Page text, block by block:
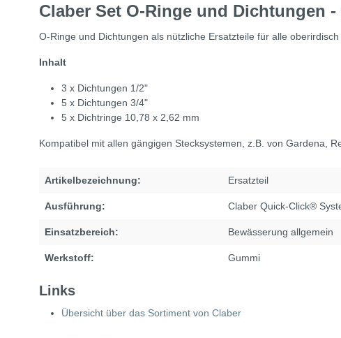
Claber Set O-Ringe und Dichtungen
O-Ringe und Dichtungen als nützliche Ersatzteile für alle
Inhalt
3 x Dichtungen 1/2"
5 x Dichtungen 3/4"
5 x Dichtringe 10,78 x 2,62 mm
Kompatibel mit allen gängigen Stecksystemen, z.B. von Gardena,
Artikelbezeichnung: Ersatzteil
Ausführung: Claber Quick-Click®
Einsatzbereich: Bewässerung allgemein
Werkstoff: Gummi
Links
Übersicht über das Sortiment von Claber